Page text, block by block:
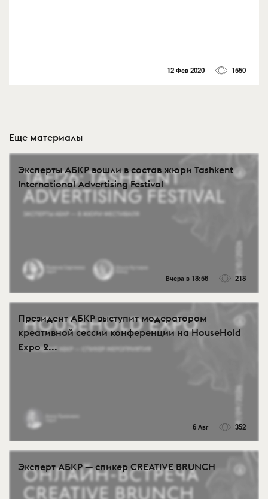
12 Фев 2020 1550
Еще материалы
Эксперты АБКР вошли в состав жюри Tashkent
International Advertising Festival
Вчера в 18:56 218
Президент АБКР выступит модератором
креативной сессии конференции на HouseHold
Expo 2...
6 Авг 352
Эксперт АБКР — спикер CREATIVE BRUNCH